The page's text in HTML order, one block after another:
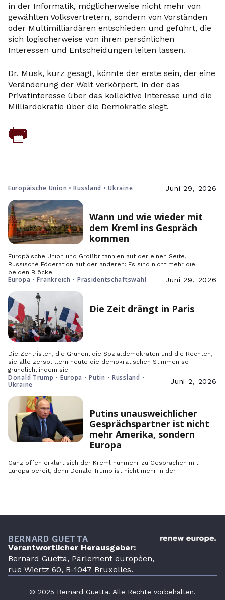
in der Informatik, möglicherweise nicht mehr von
gewählten Volksvertretern, sondern von Vorständen
oder Multimilliardären entschieden und geführt, die
sich logischerweise von ihren persönlichen
Interessen und Entscheidungen leiten lassen.
Dr. Musk, kurz gesagt, könnte der erste sein, der eine
Veränderung der Welt verkörpert, in der das
Privatinteresse über das kollektive Interesse und die
Milliardokratie über die Demokratie siegt.
Europäische Union • Russland • Ukraine Juni 29, 2026
Wann und wie wieder mit
dem Kreml ins Gespräch
kommen
Europäische Union und Großbritannien auf der einen Seite,
Russische Föderation auf der anderen: Es sind nicht mehr die
beiden Blöcke…
Europa • Frankreich • Präsidentschaftswahl Juni 29, 2026
Die Zeit drängt in Paris
Die Zentristen, die Grünen, die Sozialdemokraten und die Rechten,
sie alle zersplittern heute die demokratischen Stimmen so
gründlich, indem sie…
Donald Trump • Europa • Putin • Russland •
Ukraine
Juni 2, 2026
Putins unausweichlicher
Gesprächspartner ist nicht
mehr Amerika, sondern
Europa
Ganz offen erklärt sich der Kreml nunmehr zu Gesprächen mit
Europa bereit, denn Donald Trump ist nicht mehr in der…
BERNARD GUETTA
Verantwortlicher Herausgeber:
Bernard Guetta, Parlement européen,
rue Wiertz 60, B-1047 Bruxelles.
© 2025 Bernard Guetta. Alle Rechte vorbehalten.